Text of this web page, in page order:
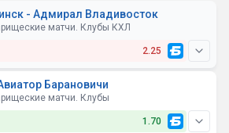
- Адмирал Владивосток
матчи. Клубы КХЛ
2.25
Барановичи
матчи. Клубы
1.70